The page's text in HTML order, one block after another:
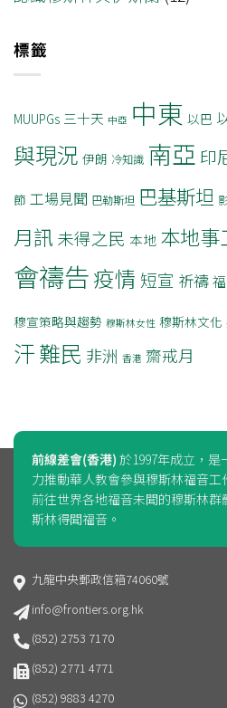
標籤
MUUPGs 三十天 中亞 中東 以巴
與現況 伊朗 冷知識 南亞 印
節 工場見聞 巴勒斯坦 巴基斯坦
月訊 未得之民 本地 本地事
會禱告疫情 短宣 祈禱
穆宣策略與趨勢 穆斯林女性 穆斯林文化
汗難民 非洲 香港 齋戒月
前線差會(香港) 於1997年成立，
力推動華人教會參與穆斯林福音工
前往世界各地福音未聞的穆斯林
斯林得聞福音。
九龍中央郵政信箱74060號
info@frontiers.org.hk
(852) 2753 7170
(852) 2771 4771
(852) 9883 4270